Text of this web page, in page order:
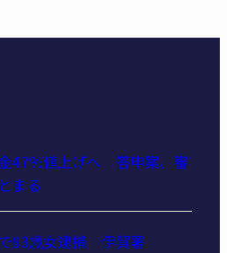
47％値上げへ 答申案、審
まる
83歳女逮捕 伊賀署